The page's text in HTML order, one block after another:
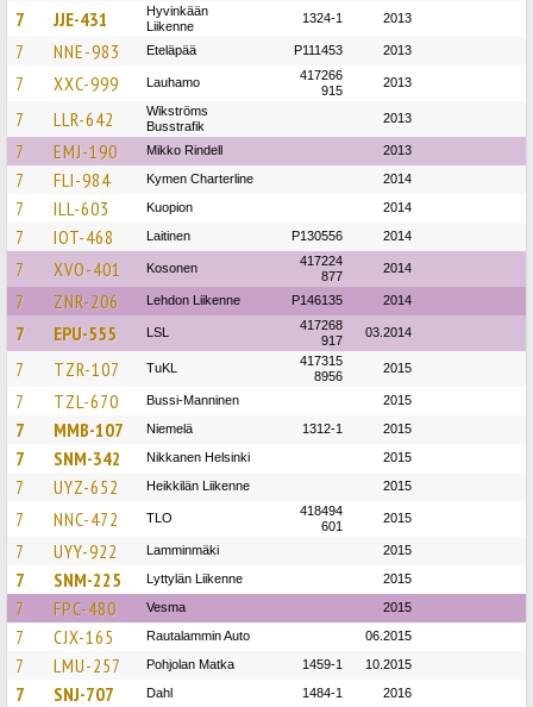
7 JJE-431
Hyvinkään
Liikenne
1324-1 2013
7 NNE-983 Eteläpää P111453 2013
7 XXC-999 Lauhamo
417266
915
2013
7 LLR-642
Wikströms
Busstrafik
2013
7 EMJ-190 Mikko Rindell 2013
7 FLI-984 Kymen Charterline 2014
7 ILL-603 Kuopion 2014
7 IOT-468 Laitinen P130556 2014
7 XVO-401 Kosonen
417224
877
2014
7 ZNR-206 Lehdon Liikenne P146135 2014
7 EPU-555 LSL
417268
917
03.2014
7 TZR-107 TuKL
417315
8956
2015
7 TZL-670 Bussi-Manninen 2015
7 MMB-107 Niemelä 1312-1 2015
7 SNM-342 Nikkanen Helsinki 2015
7 UYZ-652 Heikkilän Liikenne 2015
7 NNC-472 TLO
418494
601
2015
7 UYY-922 Lamminmäki 2015
7 SNM-225 Lyttylän Liikenne 2015
7 FPC-480 Vesma 2015
7 CJX-165 Rautalammin Auto 06.2015
7 LMU-257 Pohjolan Matka 1459-1 10.2015
7 SNJ-707 Dahl 1484-1 2016